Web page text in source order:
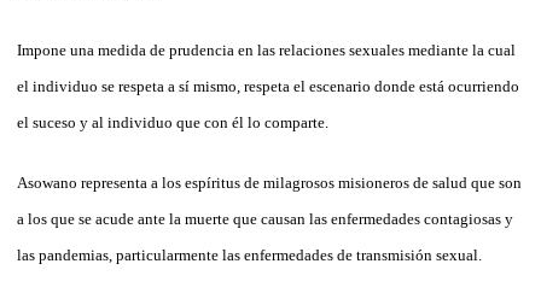
Impone una medida de prudencia en las relaciones sexuales mediante la cual
el individuo se respeta a sí mismo, respeta el escenario donde está ocurriendo
el suceso y al individuo que con él lo comparte.
Asowano representa a los espíritus de milagrosos misioneros de salud que son
a los que se acude ante la muerte que causan las enfermedades contagiosas y
las pandemias, particularmente las enfermedades de transmisión sexual.